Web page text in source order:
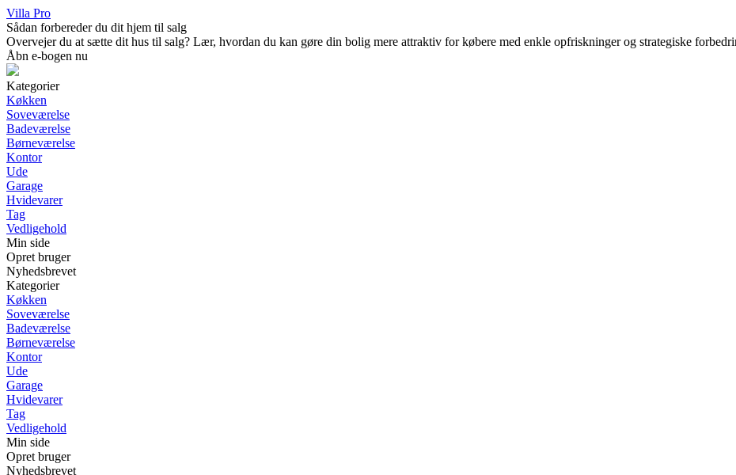
Villa Pro
Sådan forbereder du dit hjem til salg
Overvejer du at sætte dit hus til salg? Lær, hvordan du kan gøre din bolig mere attraktiv for købere med enkle opfriskninger og strategiske
Åbn e-bogen nu
Kategorier
Køkken
Soveværelse
Badeværelse
Børneværelse
Kontor
Ude
Garage
Hvidevarer
Tag
Vedligehold
Min side
Opret bruger
Nyhedsbrevet
Kategorier
Køkken
Soveværelse
Badeværelse
Børneværelse
Kontor
Ude
Garage
Hvidevarer
Tag
Vedligehold
Min side
Opret bruger
Nyhedsbrevet